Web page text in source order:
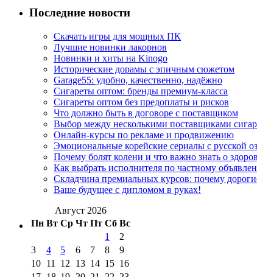
Последние новости
Скачать игры для мощных ПК
Лучшие новинки лакорнов
Новинки и хиты на Kinogo
Исторические дорамы с эпичным сюжетом
Garage55: удобно, качественно, надёжно
Сигареты оптом: бренды премиум-класса
Сигареты оптом без предоплаты и рисков
Что должно быть в договоре с поставщиком
Выбор между несколькими поставщиками
Онлайн-курсы по рекламе и продвижению
Эмоциональные корейские сериалы с русской
Почему болят колени и что важно знать о
Как выбрать исполнителя по частному
Складчина премиальных курсов: почему
Ваше будущее с дипломом в руках!
Август 2026
Пн Вт Ср Чт Пт Сб Вс
1
2
3
4 5 6 7 8
9
10 11 12 13 14 15 16